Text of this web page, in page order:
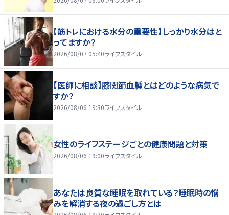
【筋トレにおける水分の重要性】しっかり水分はと
ってますか？
2026/08/07 05:40ライフスタイル
【医師に相談】膝関節血腫とはどのような病気で
すか？
2026/08/06 19:30ライフスタイル
女性のライフステージごとの健康問題と対策
2026/08/06 19:00ライフスタイル
あなたは良質な睡眠を取れている？睡眠時の悩
みを解消する夜の過ごし方とは